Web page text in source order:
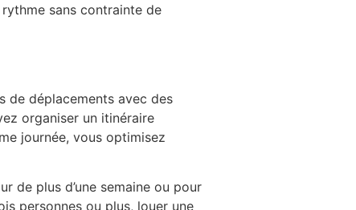
sans contrainte de
de déplacements avec des
organiser un itinéraire
journée, vous optimisez
de plus d’une semaine ou pour
personnes ou plus, louer une